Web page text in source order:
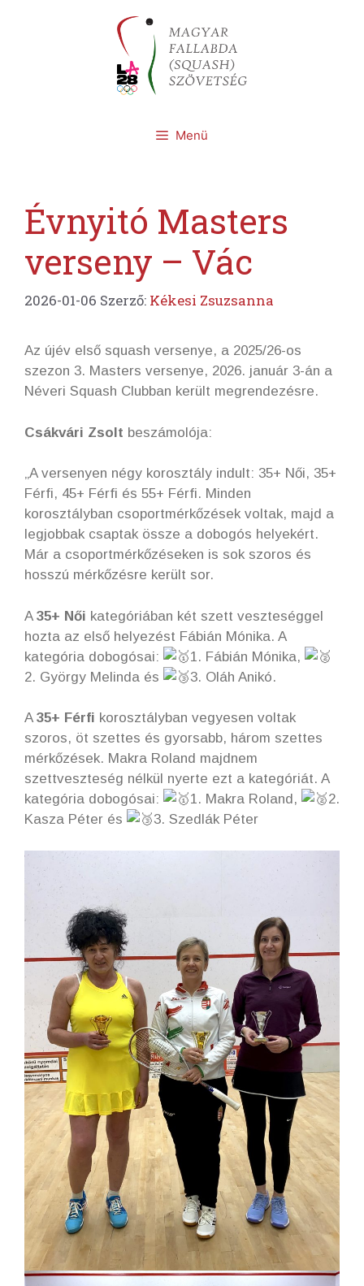
Menü
Évnyitó Masters
verseny – Vác
2026-01-06 Szerző: Kékesi Zsuzsanna
Az újév első squash versenye, a 2025/26-os
szezon 3. Masters versenye, 2026. január 3-án a
Néveri Squash Clubban került megrendezésre.
Csákvári Zsolt beszámolója:
„A versenyen négy korosztály indult: 35+ Női, 35+
Férfi, 45+ Férfi és 55+ Férfi. Minden
korosztályban csoportmérkőzések voltak, majd a
legjobbak csaptak össze a dobogós helyekért.
Már a csoportmérkőzéseken is sok szoros és
hosszú mérkőzésre került sor.
A 35+ Női kategóriában két szett veszteséggel
hozta az első helyezést Fábián Mónika. A
kategória dobogósai:
1. Fábián Mónika,
2. György Melinda és
3. Oláh Anikó.
A 35+ Férfi korosztályban vegyesen voltak
szoros, öt szettes és gyorsabb, három szettes
mérkőzések. Makra Roland majdnem
szettveszteség nélkül nyerte ezt a kategóriát. A
kategória dobogósai:
1. Makra Roland,
2.
Kasza Péter és
3. Szedlák Péter